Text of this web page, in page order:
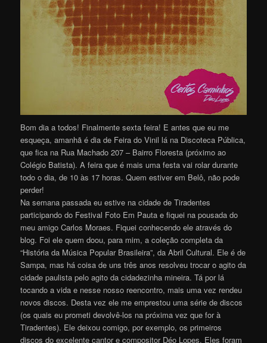
Bom dia a todos! Finalmente sexta feira! E antes que eu me
esqueça, amanhã é dia de Feira do Vinil lá na Discoteca Pública,
que fica na Rua Machado 207 – Bairro Floresta (próximo ao
Colégio Batista). A feira que é mais uma festa vai rolar durante
todo o dia, de 10 às 17 horas. Quem estiver em Belô, não pode
perder!
Na semana passada eu estive na cidade de Tiradentes
participando do Festival Foto Em Pauta e fiquei na pousada do
meu amigo Carlos Moraes. Fiquei conhecendo ele através do
blog. Foi ele quem doou, para mim, a coleção completa da
“História da Música Popular Brasileira”, da Abril Cultural. Ele é de
Sampa, mas há coisa de uns três anos resolveu trocar o agito da
cidade paulista pelo agito da cidadezinha mineira. Tá por lá
tocando a vida e nesse nosso reencontro, mais uma vez rendeu
novos discos. Desta vez ele me emprestou uma série de discos
(os quais eu prometi devolvê-los na próxima vez que for à
Tiradentes). Ele deixou comigo, por exemplo, os primeiros
discos do excelente cantor e compositor Déo Lopes. Eles foram